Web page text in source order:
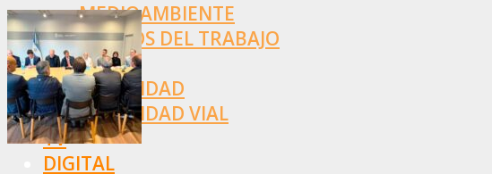
MEDIOAMBIENTE
RIESGOS DEL TRABAJO
SALUD
SEGURIDAD
SEGURIDAD VIAL
TV
DIGITAL